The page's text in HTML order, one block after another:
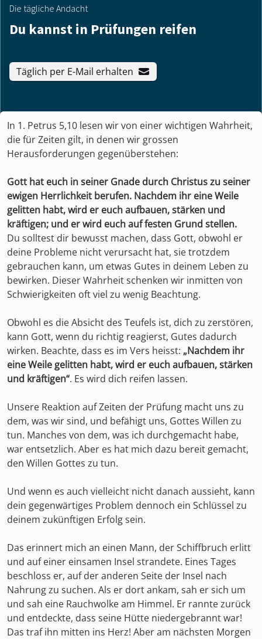
Die tägliche Andacht
Du kannst in Prüfungen reifen
Täglich per E-Mail erhalten
In 1. Petrus 5,10 lesen wir von einer wichtigen Wahrheit,
die für Zeiten gilt, in denen wir grossen
Herausforderungen gegenüberstehen:
Gott hat euch in seiner Gnade durch Christus zu seiner
ewigen Herrlichkeit berufen. Nachdem ihr eine Weile
gelitten habt, wird er euch aufbauen, stärken und
kräftigen; und er wird euch auf festen Grund stellen.
Du solltest dir bewusst machen, dass Gott, obwohl er
deine Probleme nicht verursacht hat, sie trotzdem
gebrauchen kann, um etwas Gutes in deinem Leben zu
bewirken. Dieser Wahrheit schenken wir inmitten von
Schwierigkeiten oft viel zu wenig Beachtung.
Obwohl es die Absicht des Teufels ist, dich zu zerstören,
kann Gott, wenn du richtig reagierst, Gutes dadurch
wirken. Beachte, dass es im Vers heisst: „Nachdem ihr
eine Weile gelitten habt, wird er euch aufbauen, stärken
und kräftigen“. Es wird dich reifen lassen.
Unsere Reaktion auf Zeiten der Prüfung macht uns zu
dem, was wir sind, und befähigt uns, Gottes Willen zu
tun. Manches von dem, was ich durchgemacht habe,
war entsetzlich. Aber es hat mich dazu bereit gemacht,
den Willen Gottes zu tun.
Und wenn es auch vielleicht nicht danach aussieht, kann
dein gegenwärtiges Problem dennoch ein Schlüssel zu
deinem zukünftigen Erfolg sein.
Das erinnert mich an einen Mann, der Schiffbruch erlitt
und auf einer einsamen Insel strandete. Eines Tages
beschloss er, auf der anderen Seite der Insel nach
Nahrung zu suchen. Als er dort ankam, sah er sich um
und sah eine Rauchwolke am Himmel. Er rannte zurück
und entdeckte, dass seine Hütte niedergebrannt war!
Das traf ihn mitten ins Herz! Aber am nächsten Morgen